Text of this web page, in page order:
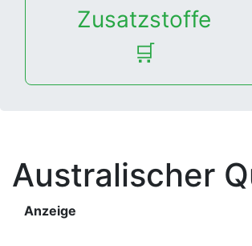
Zusatzstoffe
🛒
Australischer
Anzeige